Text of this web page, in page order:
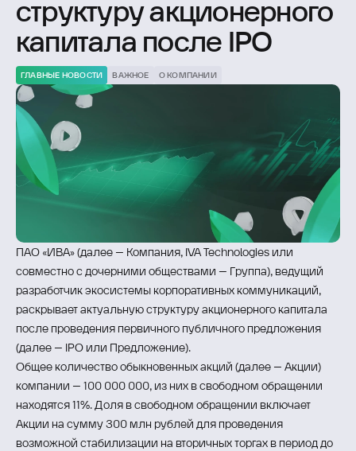
структуру акционерного
капитала после IPO
ГЛАВНЫЕ НОВОСТИ ВАЖНОЕ О КОМПАНИИ
ПАО «ИВА» (далее – Компания, IVA Technologies или
совместно с дочерними обществами – Группа), ведущий
разработчик экосистемы корпоративных коммуникаций,
раскрывает актуальную структуру акционерного капитала
после проведения первичного публичного предложения
(далее – IPO или Предложение).
Общее количество обыкновенных акций (далее – Акции)
компании – 100 000 000, из них в свободном обращении
находятся 11%. Доля в свободном обращении включает
Акции на сумму 300 млн рублей для проведения
возможной стабилизации на вторичных торгах в период до